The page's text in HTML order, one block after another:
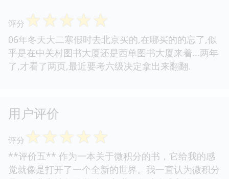
评分 ☆☆☆☆☆
06年冬天大二寒假时去北京买的,在哪买的的忘了,似
乎是在中关村图书大厦还是西单图书大厦来着...两年
了,才看了两页,最近要考六级决定拿出来翻翻.
用户评价
评分 ☆☆☆☆☆
**评价五** 作为一本关于微积分的书，它给我的感
觉就像是打开了一个全新的世界。我一直认为微积分